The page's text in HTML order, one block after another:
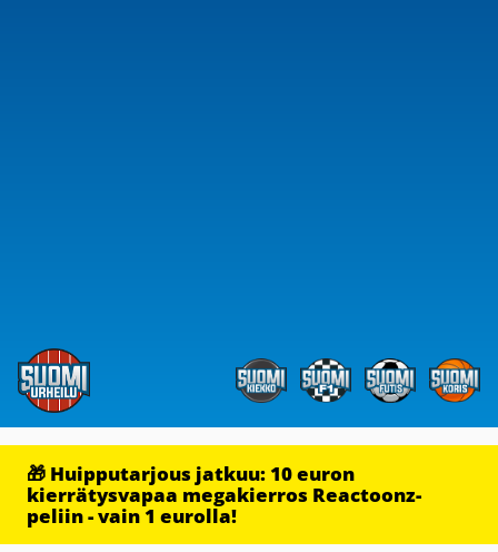
🎁 Huipputarjous jatkuu: 10 euron
kierrätysvapaa megakierros Reactoonz-
peliin - vain 1 eurolla!